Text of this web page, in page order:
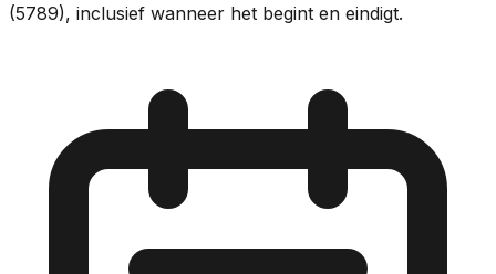
(5789), inclusief wanneer het begint en eindigt.